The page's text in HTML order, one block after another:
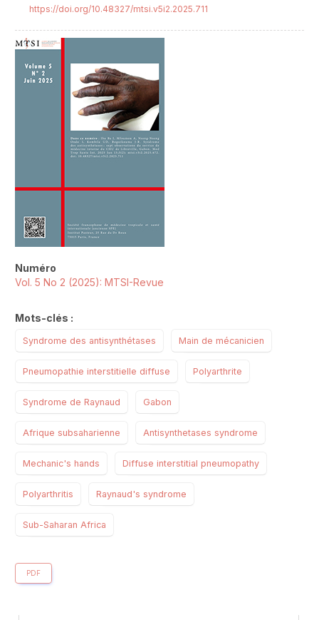
https://doi.org/10.48327/mtsi.v5i2.2025.711
Numéro
Vol. 5 No 2 (2025): MTSI-Revue
Mots-clés :
Syndrome des antisynthétases Main de mécanicien
Pneumopathie interstitielle diffuse Polyarthrite
Syndrome de Raynaud Gabon
Afrique subsaharienne Antisynthetases syndrome
Mechanic's hands Diffuse interstitial pneumopathy
Polyarthritis Raynaud's syndrome
Sub-Saharan Africa
PDF